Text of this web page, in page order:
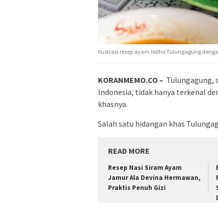
Ilustrasi resep ayam lodho Tulungagung
KORANMEMO.CO – Tulungagung,
Indonesia, tidak hanya terkenal
khasnya.
Salah satu hidangan khas
READ MORE
Resep Nasi Siram Ayam
Jamur Ala Devina Hermawan,
Praktis Penuh Gizi